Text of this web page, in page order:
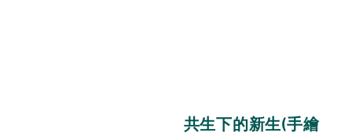
共生下的新生(手繪